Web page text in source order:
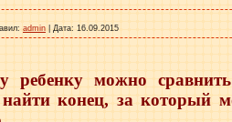
admin Дата: 16.09.2015
ребенку можно
найти конец, за который